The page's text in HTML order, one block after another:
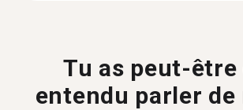
Tu as peut-être
entendu parler de